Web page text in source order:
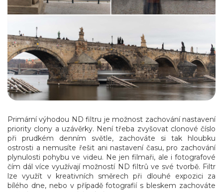
Primární výhodou ND filtru je možnost zachování nastavení
priority clony a uzávěrky. Není třeba zvyšovat clonové číslo
při prudkém denním světle, zachováte si tak hloubku
ostrosti a nemusíte řešit ani nastavení času, pro zachování
plynulosti pohybu ve videu. Ne jen filmaři, ale i fotografové
čím dál více využívají možností ND filtrů ve své tvorbě. Filtr
lze využít v kreativních směrech při dlouhé expozici za
bílého dne, nebo v případě fotografií s bleskem zachováte